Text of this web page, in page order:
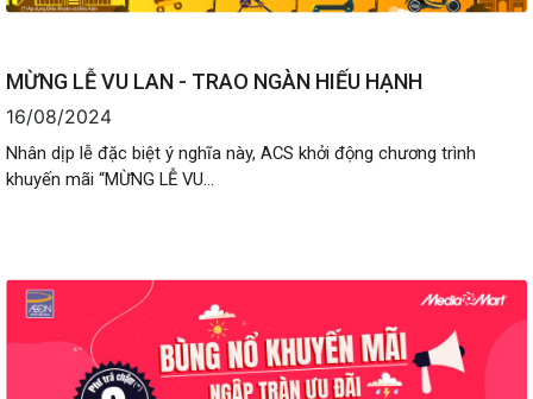
MỪNG LỄ VU LAN - TRAO NGÀN HIẾU HẠNH
16/08/2024
Nhân dịp lễ đặc biệt ý nghĩa này, ACS khởi động chương trình
khuyến mãi “MỪNG LỄ VU...